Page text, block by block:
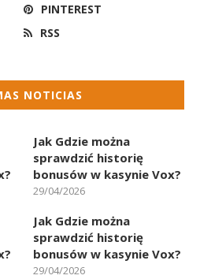
PINTEREST
RSS
NOTICIAS
Jak Gdzie można
sprawdzić historię
bonusów w kasynie Vox?
29/04/2026
Jak Gdzie można
sprawdzić historię
bonusów w kasynie Vox?
29/04/2026